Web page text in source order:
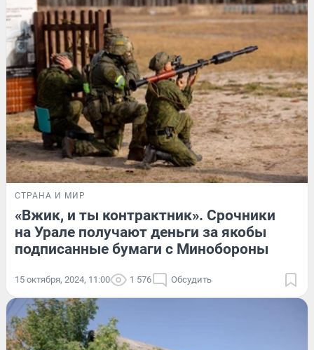
СТРАНА И МИР
«Вжик, и ты контрактник». Срочники
на Урале получают деньги за якобы
подписанные бумаги с Минобороны
15 октября, 2024, 11:00 1 576 Обсудить